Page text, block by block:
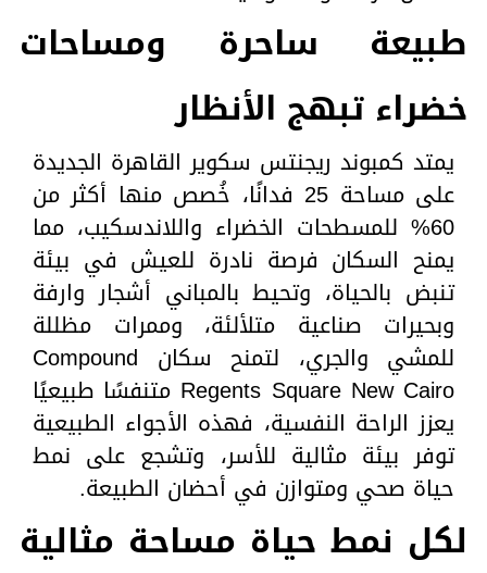
طبيعة ساحرة ومساحات
خضراء تبهج الأنظار
يمتد كمبوند ريجنتس سكوير القاهرة الجديدة
على مساحة 25 فدانًا، خُصص منها أكثر من
60% للمسطحات الخضراء واللاندسكيب، مما
يمنح السكان فرصة نادرة للعيش في بيئة
تنبض بالحياة، وتحيط بالمباني أشجار وارفة
وبحيرات صناعية متلألئة، وممرات مظللة
للمشي والجري، لتمنح سكان Compound
Regents Square New Cairo متنفسًا طبيعيًا
يعزز الراحة النفسية، فهذه الأجواء الطبيعية
توفر بيئة مثالية للأسر، وتشجع على نمط
حياة صحي ومتوازن في أحضان الطبيعة.
لكل نمط حياة مساحة مثالية